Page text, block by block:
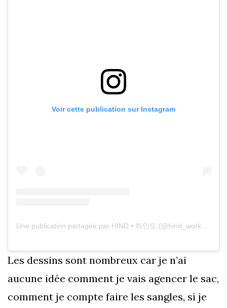
Voir cette publication sur Instagram
Une publication partagée par HIND • 하인드 (@hind_workshop)
Les dessins sont nombreux car je n’ai
aucune idée comment je vais agencer le sac,
comment je compte faire les sangles, si je